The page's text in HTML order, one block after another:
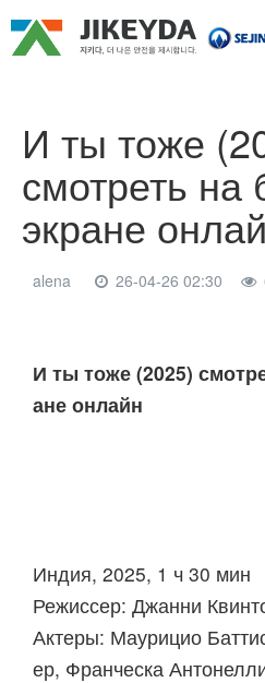
И ты тоже
смотреть
экране
alena 26-04-26 02:30
본문
И ты тоже (2025)
ане онлайн
Индия, 2025, 1 ч 30 мин
Режиссер: Джанни
Актеры: Маурицио
ер, Франческа